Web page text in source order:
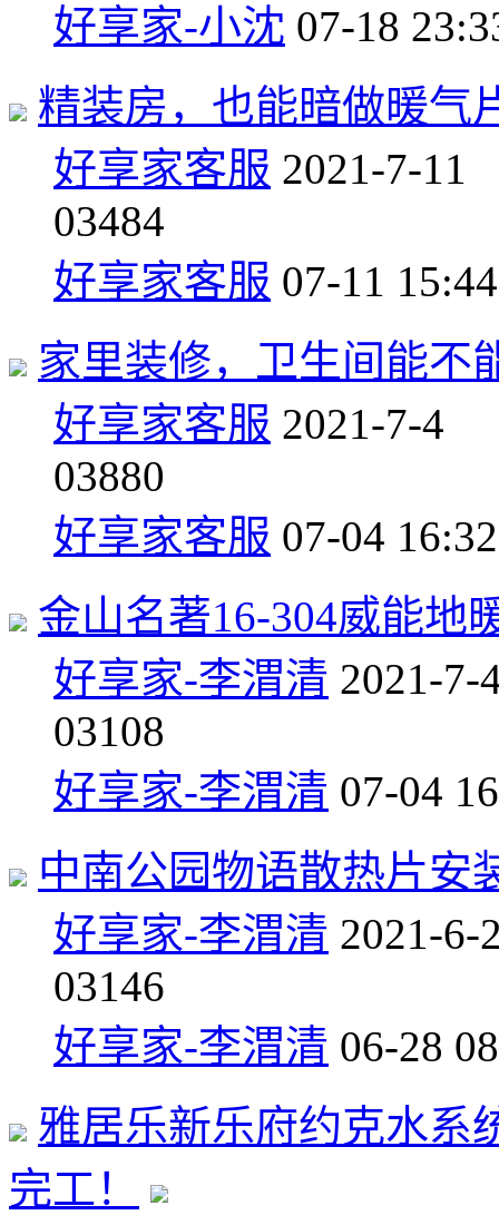
好享家-小沈 07-18
精装房，也能暗做暖气
好享家客服 2021-7-11
03484
好享家客服 07-11 15:44
家里装修，卫生间能不
好享家客服 2021-7-4
03880
好享家客服 07-04 16:32
金山名著16-304威能地
好享家-李渭清 2021-7-
03108
好享家-李渭清 07-04
中南公园物语散热片安
好享家-李渭清 2021-6-
03146
好享家-李渭清 06-28
雅居乐新乐府约克水系
完工！